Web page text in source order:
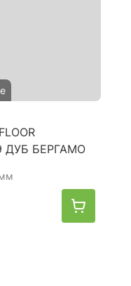
ДУБ БЕРГАМО